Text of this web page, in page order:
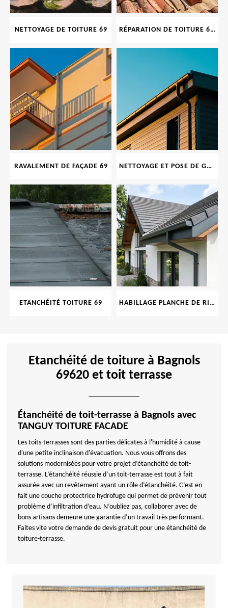
NETTOYAGE DE TOITURE 69 RÉPARATION DE TOITURE 69 RHONE, TUILES CASSÉES OU ABIMÉES
RAVALEMENT DE FAÇADE 69 NETTOYAGE ET POSE DE GOUTTIÈRE 69
ETANCHÉITÉ TOITURE 69 HABILLAGE PLANCHE DE RIVE 69
Etanchéité de toiture à Bagnols
69620 et toit terrasse
Étanchéité de toit-terrasse à Bagnols avec
TANGUY TOITURE FACADE
Les toits-terrasses sont des parties délicates à l'humidité à cause
d'une petite inclinaison d'évacuation. Nous vous offrons des
solutions modernisées pour votre projet d’étanchéité de toit-
terrasse. L’étanchéité réussie d’un toit-terrasse est tout à fait
assurée avec un revêtement ayant un rôle d’étanchéité. C’est en
fait une couche protectrice hydrofuge qui permet de prévenir tout
problème d’infiltration d’eau. N’oubliez pas, collaborer avec de
bons artisans demeure une garantie d’un travail très performant.
Faites vite votre demande de devis gratuit pour une étanchéité de
toiture-terrasse.